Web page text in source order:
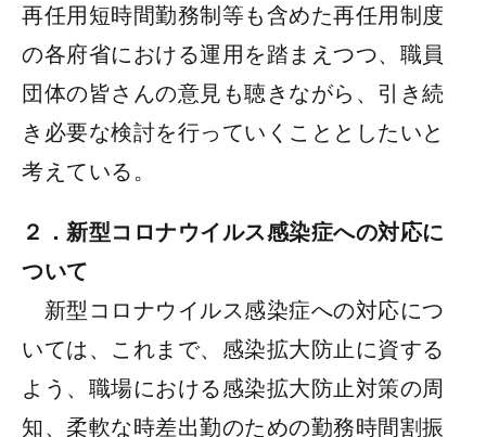
再任用短時間勤務制等も含めた再任用制度
の各府省における運用を踏まえつつ、職員
団体の皆さんの意見も聴きながら、引き続
き必要な検討を行っていくこととしたいと
考えている。
２．新型コロナウイルス感染症への対応に
ついて
新型コロナウイルス感染症への対応につ
いては、これまで、感染拡大防止に資する
よう、職場における感染拡大防止対策の周
知、柔軟な時差出勤のための勤務時間割振